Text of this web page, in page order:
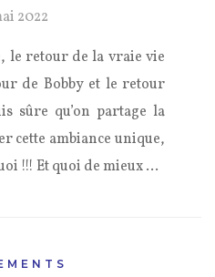
2022
le retour de la vraie vie
de Bobby et le retour
sûre qu’on partage la
cette ambiance unique,
!!! Et quoi de mieux …